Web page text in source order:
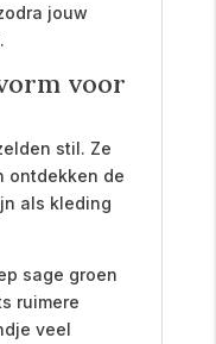
jouw
voor
stil. Ze
ontdekken de
als kleding
sage groen
ruimere
veel